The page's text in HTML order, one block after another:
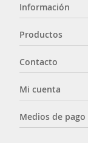
Información
Productos
Contacto
Mi cuenta
Medios de pago